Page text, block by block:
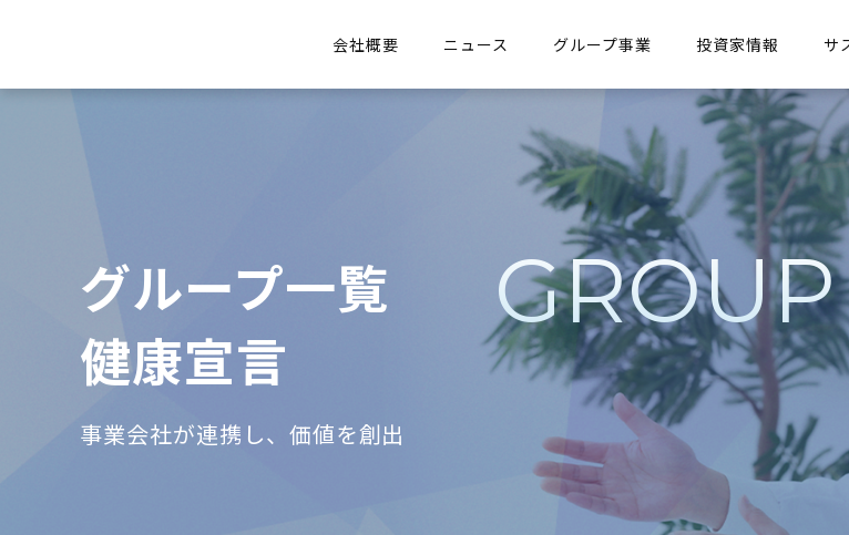
会社概要 ニュース グループ事業 投資家情報 サ
グループ一覧
健康宣言
事業会社が連携し、価値を創出